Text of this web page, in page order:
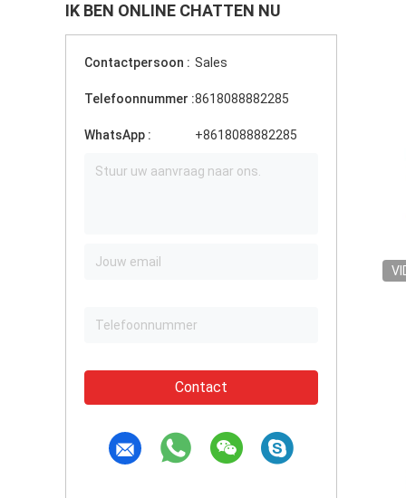
IK BEN ONLINE CHATTEN NU
Contactpersoon : Sales
Telefoonnummer :8618088882285
WhatsApp : +8618088882285
Contact